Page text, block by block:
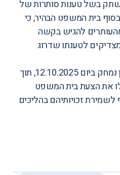
בשל טענות סותרות של
בית המשפט הבהיר, כי
להגיש בקשה
לטענתו שדרוג
ערעור לבית המשפט העליון נמחק ביום 12.10.2025, תוך
את הצעת בית המשפט
זכויותיהם בהליכים